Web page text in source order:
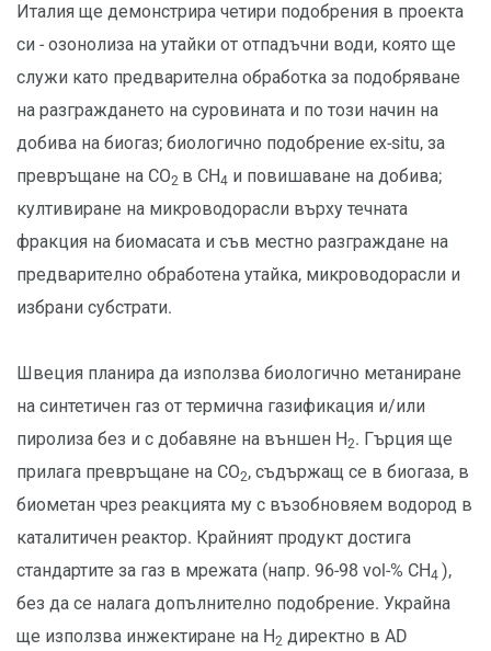
Италия ще демонстрира четири подобрения в проекта
си - озонолиза на утайки от отпадъчни води, която ще
служи като предварителна обработка за подобряване
на разграждането на суровината и по този начин на
добива на биогаз; биологично подобрение ex-situ, за
превръщане на CO2 в CH4 и повишаване на добива;
култивиране на микроводорасли върху течната
фракция на биомасата и съв местно разграждане на
предварително обработена утайка, микроводорасли и
избрани субстрати.
Швеция планира да използва биологично метаниране
на синтетичен газ от термична газификация и/или
пиролиза без и с добавяне на външен H2. Гърция ще
прилага превръщане на CO2, съдържащ се в биогаза, в
биометан чрез реакцията му с възобновяем водород в
каталитичен реактор. Крайният продукт достига
стандартите за газ в мрежата (напр. 96-98 vol-% CH4 ),
без да се налага допълнително подобрение. Украйна
ще използва инжектиране на H2 директно в AD